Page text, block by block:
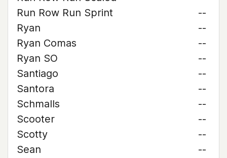
Run Row Run Sprint
--
Ryan
--
Ryan Comas
--
Ryan SO
--
Santiago
--
Santora
--
Schmalls
--
Scooter
--
Scotty
--
Sean
--